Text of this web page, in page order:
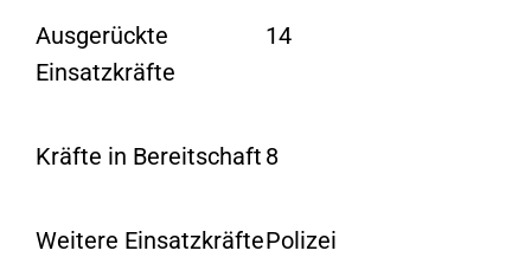
Ausgerückte
Einsatzkräfte
14
Kräfte in Bereitschaft 8
Weitere EinsatzkräftePolizei